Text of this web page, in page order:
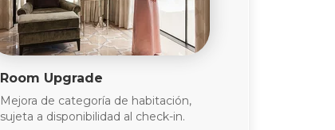
Room Upgrade
Mejora de categoría de habitación,
sujeta a disponibilidad al check-in.